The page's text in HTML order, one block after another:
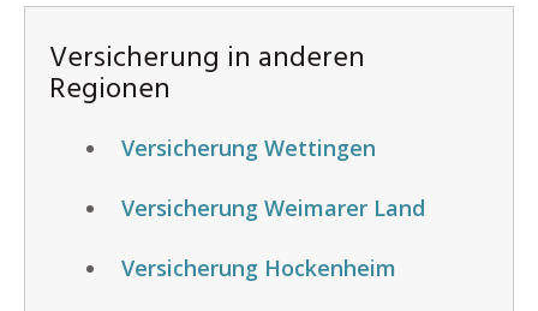
Versicherung in anderen
Regionen
Versicherung Wettingen
Versicherung Weimarer Land
Versicherung Hockenheim